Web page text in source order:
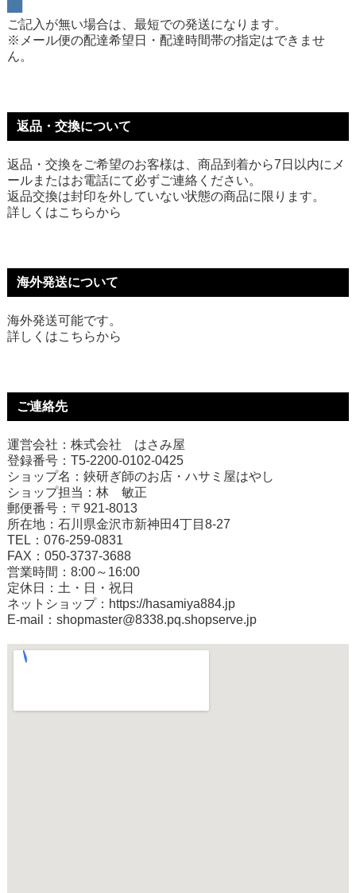
ご記入が無い場合は、最短での発送になります。
※メール便の配達希望日・配達時間帯の指定はできませ
ん。
返品・交換について
返品・交換をご希望のお客様は、商品到着から7日以内にメ
ールまたはお電話にて必ずご連絡ください。
返品交換は封印を外していない状態の商品に限ります。
詳しくはこちらから
海外発送について
海外発送可能です。
詳しくはこちらから
ご連絡先
運営会社：株式会社 はさみ屋
登録番号：T5-2200-0102-0425
ショップ名：鋏研ぎ師のお店・ハサミ屋はやし
ショップ担当：林 敏正
郵便番号：〒921-8013
所在地：石川県金沢市新神田4丁目8-27
TEL：076-259-0831
FAX：050-3737-3688
営業時間：8:00～16:00
定休日：土・日・祝日
ネットショップ： https://hasamiya884.jp
E-mail：shopmaster@8338.pq.shopserve.jp